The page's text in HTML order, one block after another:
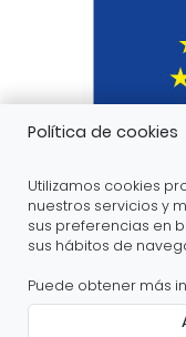
apoyo a la
DIHnamic a través
innovación
Política de cookies
Utilizamos cookies
nuestros servicios y
sus preferencias en
sus hábitos de
Puede obtener más